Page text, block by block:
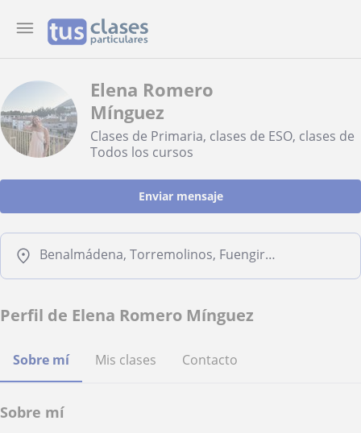
Elena Romero
Mínguez
Clases de Primaria, clases de ESO, clases de
Todos los cursos
Enviar mensaje
Benalmádena, Torremolinos, Fuengirola, Mijas
Perfil de Elena Romero Mínguez
Sobre mí Mis clases Contacto
Sobre mí